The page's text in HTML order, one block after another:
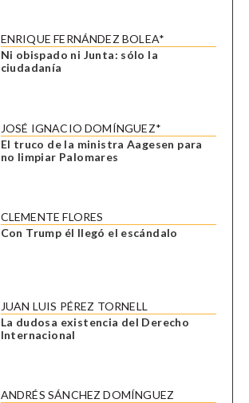
ENRIQUE FERNÁNDEZ BOLEA*
Ni obispado ni Junta: sólo la
ciudadanía
JOSÉ IGNACIO DOMÍNGUEZ*
El truco de la ministra Aagesen para
no limpiar Palomares
CLEMENTE FLORES
Con Trump él llegó el escándalo
JUAN LUIS PÉREZ TORNELL
La dudosa existencia del Derecho
Internacional
ANDRÉS SÁNCHEZ DOMÍNGUEZ